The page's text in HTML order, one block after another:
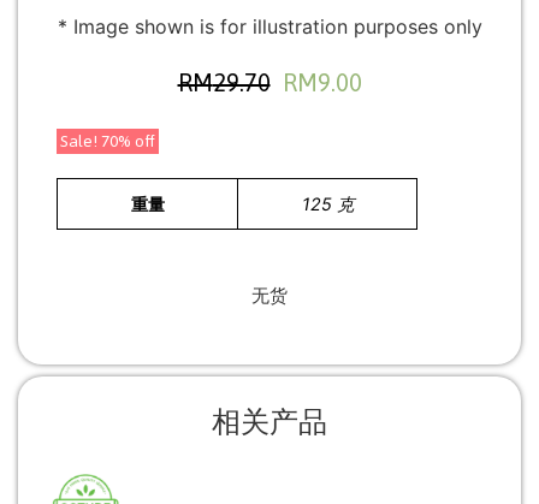
* Image shown is for illustration purposes only
RM29.70 RM9.00
Sale! 70% off
重量 125 克
无货
相关产品